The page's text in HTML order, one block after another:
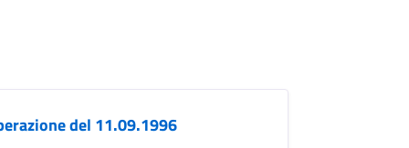
del 11.09.1996